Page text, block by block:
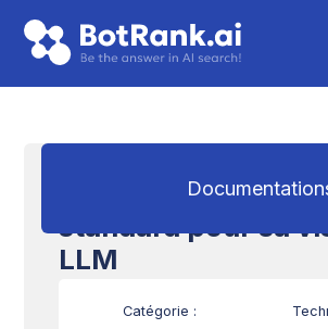
Fichier llms.txt : un
standard pour sa
LLM
Catégorie :